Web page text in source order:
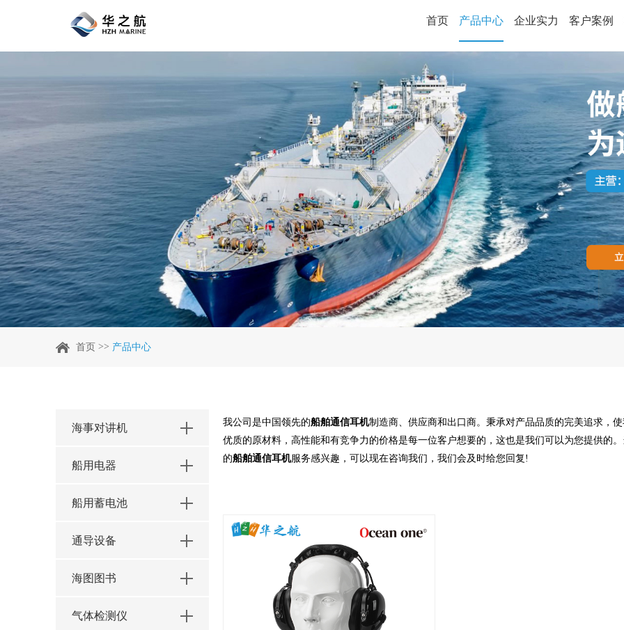
首页 产品中心 企业实力 客户案例
首页 >> 产品中心
我公司是中国领先的船舶通信耳机制造商、供应商和出口商。秉承对产品品质的完美追求，
优质的原材料，高性能和有竞争力的价格是每一位客户想要的，这也是我们可以为您提供的
的船舶通信耳机服务感兴趣，可以现在咨询我们，我们会及时给您回复!
海事对讲机
船用电器
船用蓄电池
通导设备
海图图书
气体检测仪